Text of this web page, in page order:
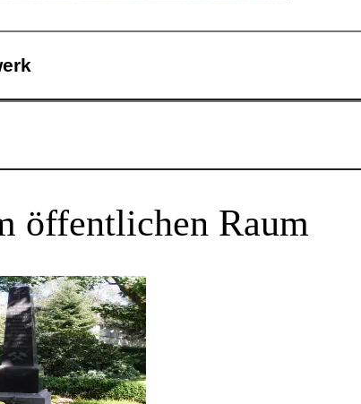
Prothmann seit 2004 gemeinsam mit ihrem Partner
der 10. Kunstdaagse in Bergen aan Zee (NL).
öffentlichen Raum